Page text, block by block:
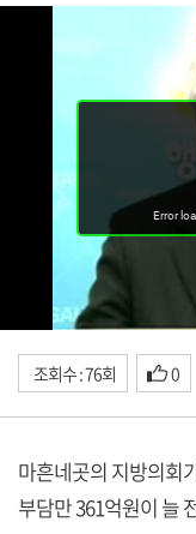
조회수 : 76회 0
마흔네곳의 지방의회
부담만 361억원이 늘